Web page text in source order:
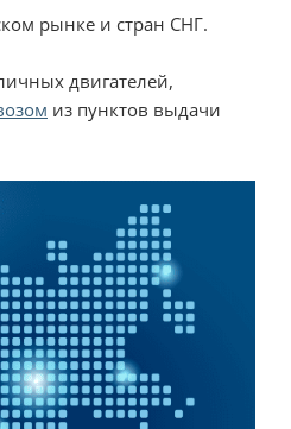
рынке и стран СНГ.
двигателей,
из пунктов выдачи